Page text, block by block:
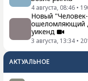
4 августа, 08:46 •
Новый
ошеломляющий
уикенд
3 августа, 13:34 •
АКТУАЛЬНОЕ